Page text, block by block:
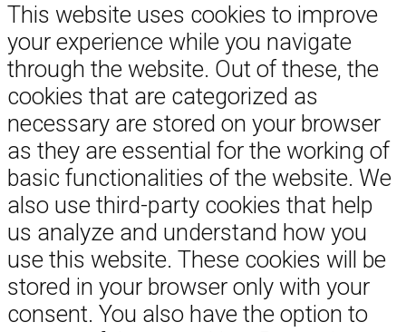
This website uses cookies to improve
your experience while you navigate
through the website. Out of these, the
cookies that are categorized as
necessary are stored on your browser
as they are essential for the working of
basic functionalities of the website. We
also use third-party cookies that help
us analyze and understand how you
use this website. These cookies will be
stored in your browser only with your
consent. You also have the option to